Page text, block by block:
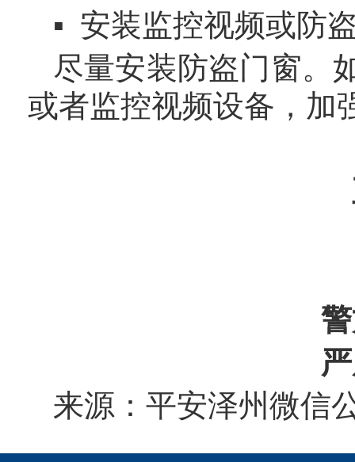
▪ 安装监控视频或防
尽量安装防盗门窗。
或者监控视频设备，加
来源：平安泽州微信